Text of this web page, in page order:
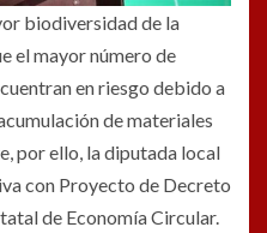
biodiversidad de la
el mayor número de
en riesgo debido a
de materiales
por ello, la diputada local
con Proyecto de Decreto
de Economía Circular.